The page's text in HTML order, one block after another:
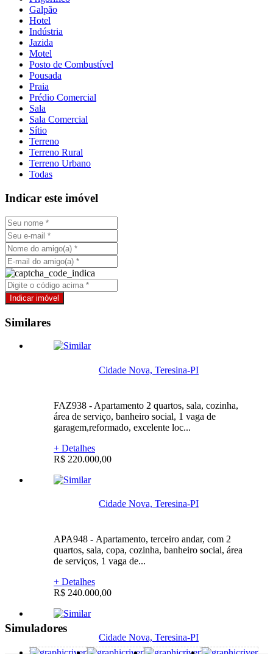
Galpão
Hotel
Indústria
Jazida
Motel
Posto de Combustível
Pousada
Praia
Prédio Comercial
Sala
Sala Comercial
Sítio
Terreno
Terreno Rural
Terreno Urbano
Todas
Indicar este imóvel
Similares
Cidade Nova, Teresina-PI
FAZ938 - Apartamento 2 quartos, sala, cozinha,
área de serviço, banheiro social, 1 vaga de
garagem,reformado, excelente loc...
+ Detalhes
R$ 220.000,00
Cidade Nova, Teresina-PI
APA948 - Apartamento, terceiro andar, com 2
quartos, sala, copa, cozinha, banheiro social, área
de serviços, 1 vaga de...
+ Detalhes
R$ 240.000,00
Cidade Nova, Teresina-PI
Simuladores